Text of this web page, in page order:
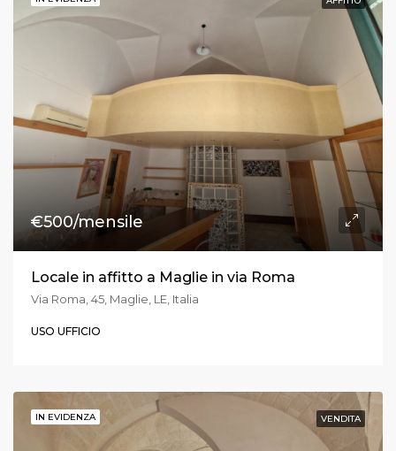
€500/mensile
Locale in affitto a Maglie in via Roma
Via Roma, 45, Maglie, LE, Italia
USO UFFICIO
IN EVIDENZA VENDITA